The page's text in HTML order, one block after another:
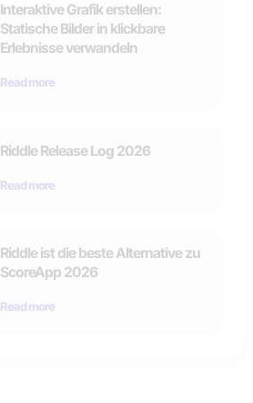
Interaktive Grafik erstellen:
Statische Bilder in klickbare
Erlebnisse verwandeln
Read more
Riddle Release Log 2026
Read more
Riddle ist die beste Alternative zu
ScoreApp 2026
Read more